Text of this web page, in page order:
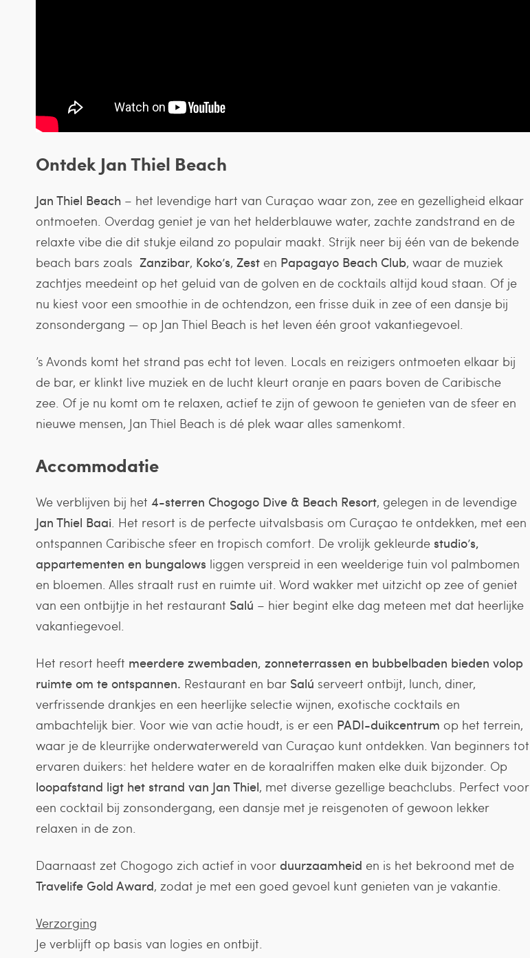
Ontdek Jan Thiel Beach
Jan Thiel Beach – het levendige hart van Curaçao waar zon, zee en gezelligheid elkaar
ontmoeten. Overdag geniet je van het helderblauwe water, zachte zandstrand en de
relaxte vibe die dit stukje eiland zo populair maakt. Strijk neer bij één van de bekende
beach bars zoals Zanzibar, Koko’s, Zest en Papagayo Beach Club, waar de muziek
zachtjes meedeint op het geluid van de golven en de cocktails altijd koud staan. Of je
nu kiest voor een smoothie in de ochtendzon, een frisse duik in zee of een dansje bij
zonsondergang — op Jan Thiel Beach is het leven één groot vakantiegevoel.
’s Avonds komt het strand pas echt tot leven. Locals en reizigers ontmoeten elkaar bij
de bar, er klinkt live muziek en de lucht kleurt oranje en paars boven de Caribische
zee. Of je nu komt om te relaxen, actief te zijn of gewoon te genieten van de sfeer en
nieuwe mensen, Jan Thiel Beach is dé plek waar alles samenkomt.
Accommodatie
We verblijven bij het 4-sterren Chogogo Dive & Beach Resort, gelegen in de levendige
Jan Thiel Baai . Het resort is de perfecte uitvalsbasis om Curaçao te ontdekken, met een
ontspannen Caribische sfeer en tropisch comfort. De vrolijk gekleurde studio’s,
appartementen en bungalows liggen verspreid in een weelderige tuin vol palmbomen
en bloemen. Alles straalt rust en ruimte uit. Word wakker met uitzicht op zee of geniet
van een ontbijtje in het restaurant Salú – hier begint elke dag meteen met dat heerlijke
vakantiegevoel.
Het resort heeft meerdere zwembaden, zonneterrassen en bubbelbaden bieden volop
ruimte om te ontspannen. Restaurant en bar Salú serveert ontbijt, lunch, diner,
verfrissende drankjes en een heerlijke selectie wijnen, exotische cocktails en
ambachtelijk bier. Voor wie van actie houdt, is er een PADI-duikcentrum op het terrein,
waar je de kleurrijke onderwaterwereld van Curaçao kunt ontdekken. Van beginners tot
ervaren duikers: het heldere water en de koraalriffen maken elke duik bijzonder. Op
loopafstand ligt het strand van Jan Thiel, met diverse gezellige beachclubs. Perfect voor
een cocktail bij zonsondergang, een dansje met je reisgenoten of gewoon lekker
relaxen in de zon.
Daarnaast zet Chogogo zich actief in voor duurzaamheid en is het bekroond met de
Travelife Gold Award, zodat je met een goed gevoel kunt genieten van je vakantie.
Verzorging
Je verblijft op basis van logies en ontbijt.